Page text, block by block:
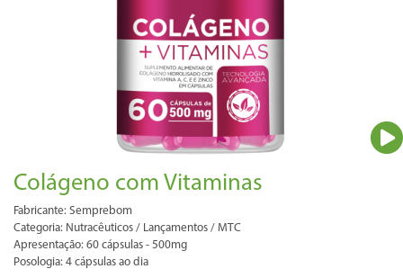
Colágeno com Vitaminas
Fabricante: Semprebom
Categoria: Nutracêuticos / Lançamentos / MTC
Apresentação: 60 cápsulas - 500mg
Posologia: 4 cápsulas ao dia